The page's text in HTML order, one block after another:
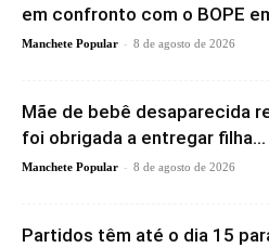
em confronto com o BOPE
Manchete Popular - 8 de agosto de 2026
Mãe de bebê desaparecida
foi obrigada a entregar filha...
Manchete Popular - 8 de agosto de 2026
Partidos têm até o dia 15